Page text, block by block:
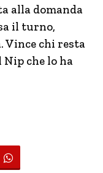
alla domanda
il turno,
Vince chi resta
Nip che lo ha